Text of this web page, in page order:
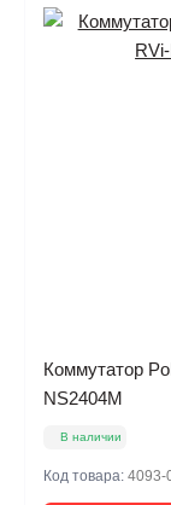
Коммутатор
NS2404M
В наличии
Код товара:4093-